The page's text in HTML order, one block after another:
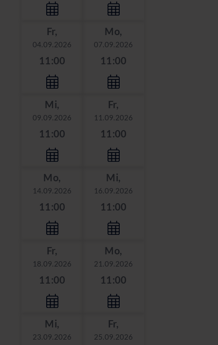
Fr,
04.09.2026
11:00
Mo,
07.09.2026
11:00
Mi,
09.09.2026
11:00
Fr,
11.09.2026
11:00
Mo,
14.09.2026
11:00
Mi,
16.09.2026
11:00
Fr,
18.09.2026
11:00
Mo,
21.09.2026
11:00
Mi,
23.09.2026
Fr,
25.09.2026